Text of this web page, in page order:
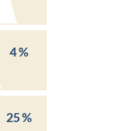
4 %
25 %